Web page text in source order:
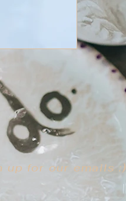
up for our emails :)